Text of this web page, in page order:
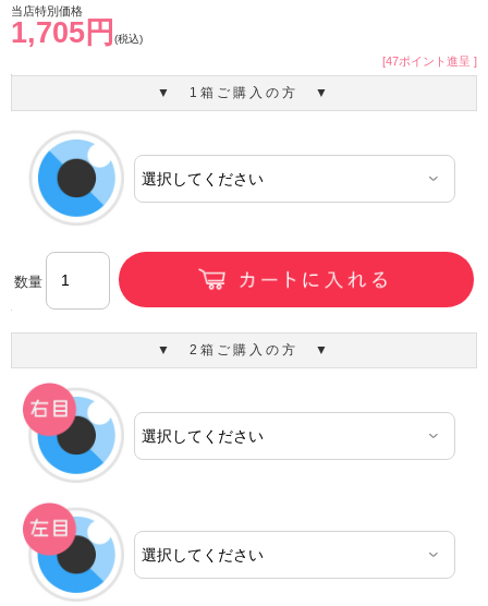
当店特別価格
1,705円 (税込)
[47ポイント進呈 ]
▼ 1箱ご購入の方 ▼
数量
▼ 2箱ご購入の方 ▼